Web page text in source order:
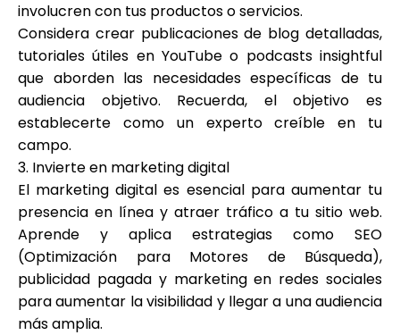
involucren con tus productos o servicios.
Considera crear publicaciones de blog detalladas,
tutoriales útiles en YouTube o podcasts insightful
que aborden las necesidades específicas de tu
audiencia objetivo. Recuerda, el objetivo es
establecerte como un experto creíble en tu
campo.
3. Invierte en marketing digital
El marketing digital es esencial para aumentar tu
presencia en línea y atraer tráfico a tu sitio web.
Aprende y aplica estrategias como SEO
(Optimización para Motores de Búsqueda),
publicidad pagada y marketing en redes sociales
para aumentar la visibilidad y llegar a una audiencia
más amplia.